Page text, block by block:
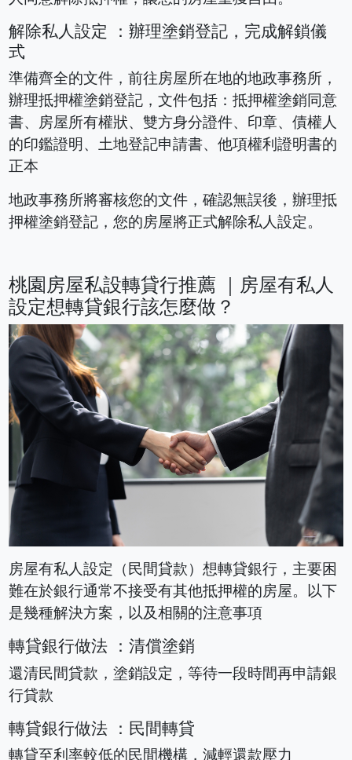
解除私人設定 ：辦理塗銷登記，完成解鎖儀
式
準備齊全的文件，前往房屋所在地的地政事務所，
辦理抵押權塗銷登記，文件包括：抵押權塗銷同意
書、房屋所有權狀、雙方身分證件、印章、債權人
的印鑑證明、土地登記申請書、他項權利證明書的
正本
地政事務所將審核您的文件，確認無誤後，辦理抵
押權塗銷登記，您的房屋將正式解除私人設定。
桃園房屋私設轉貸行推薦 ｜房屋有私人
設定想轉貸銀行該怎麼做？
房屋有私人設定（民間貸款）想轉貸銀行，主要困
難在於銀行通常不接受有其他抵押權的房屋。以下
是幾種解決方案，以及相關的注意事項
轉貸銀行做法 ：清償塗銷
還清民間貸款，塗銷設定，等待一段時間再申請銀
行貸款
轉貸銀行做法 ：民間轉貸
轉貸至利率較低的民間機構，減輕還款壓力